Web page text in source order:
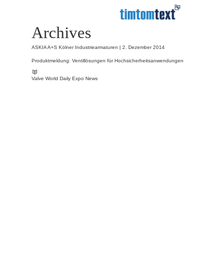
Archives
ASKIA A+S Kölner Industriearmaturen | 2. Dezember 2014
Produktmeldung: Ventillösungen für Hochsicherheitsanwendungen
Valve World Daily Expo News